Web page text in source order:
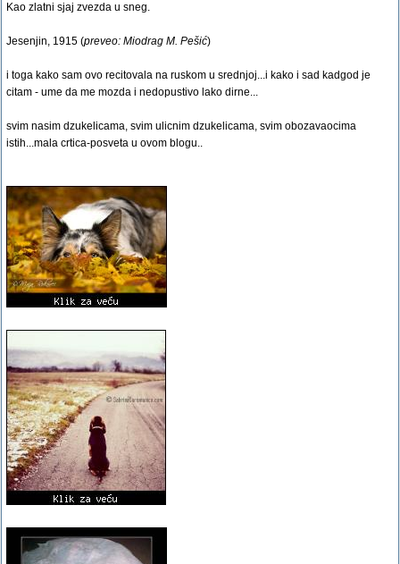
Kao zlatni sjaj zvezda u sneg.
Jesenjin, 1915 (preveo: Miodrag M. Pešić)
i toga kako sam ovo recitovala na ruskom u srednjoj...i kako i sad kadgod je
citam - ume da me mozda i nedopustivo lako dirne...
svim nasim dzukelicama, svim ulicnim dzukelicama, svim obozavaocima
istih...mala crtica-posveta u ovom blogu..